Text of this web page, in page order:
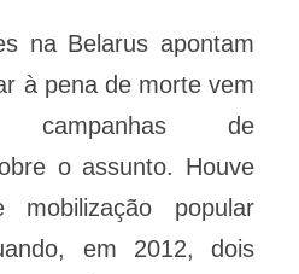
na Belarus apontam
à pena de morte vem
de
o assunto. Houve
popular
em 2012, dois